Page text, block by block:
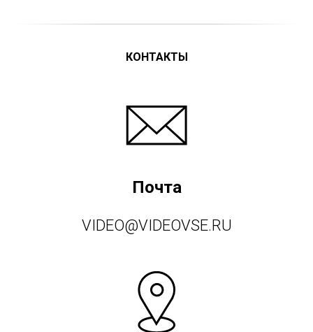
КОНТАКТЫ
Почта
VIDEO@VIDEOVSE.RU